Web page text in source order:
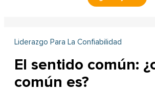
Liderazgo Para La Confiabilidad
El sentido común:
común es?